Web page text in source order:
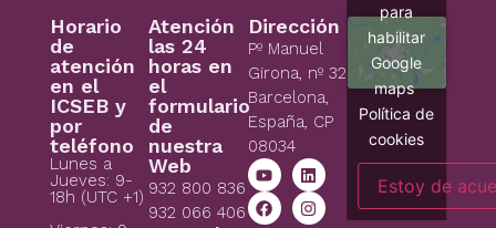
Horario
de
atención
en el
ICSEB y
por
teléfono
Lunes a
Jueves: 9-
18h (UTC +1)
Atención
las 24
horas en
el
formulario
de
nuestra
Web
932 800 836
932 066 406
Dirección
Pº Manuel
Girona, nº 32
Barcelona,
España, CP
08034
para
habilitar
Google
maps
Política de
cookies
Estoy de